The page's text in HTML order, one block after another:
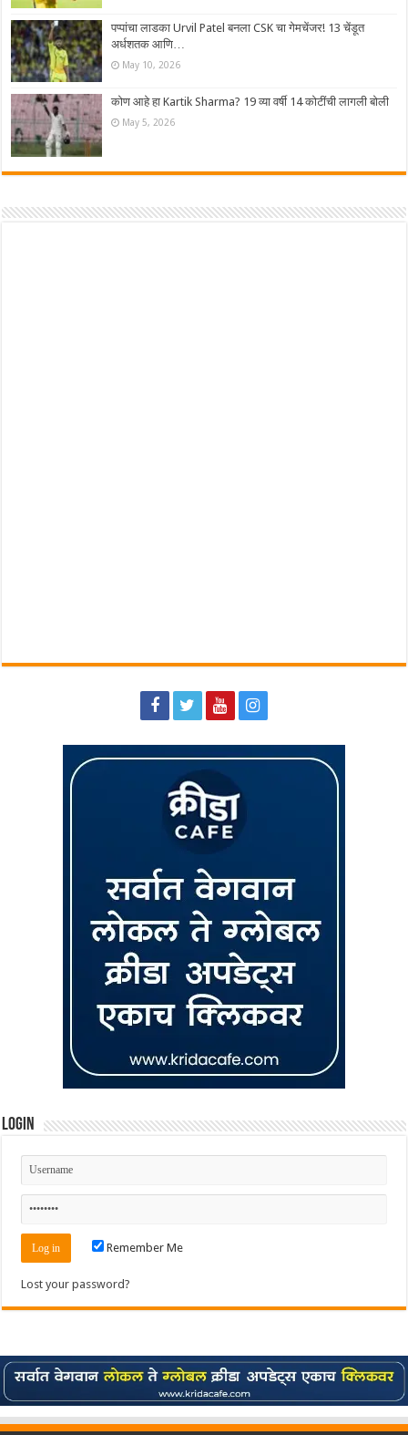
पप्पांचा लाडका Urvil Patel बनला CSK चा गेमचेंजर! 13 चेंडूत
अर्धशतक आणि…
May 10, 2026
कोण आहे हा Kartik Sharma? 19 व्या वर्षी 14 कोटींची लागली बोली
May 5, 2026
Login
Remember Me
Lost your password?